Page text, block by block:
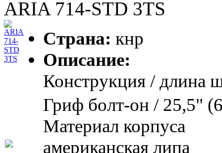
Hohner Weekender 48 C
Гриф болт-он / 25,5"
Материал корпуса
американская липа
Гриф / накладка
Лады 22 лада
Бридж VFT-1
Звукосниматели OS-